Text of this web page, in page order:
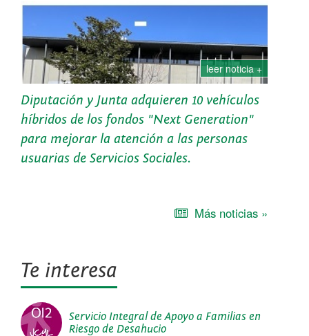
Diputación y Junta adquieren 10 vehículos
híbridos de los fondos "Next Generation"
para mejorar la atención a las personas
usuarias de Servicios Sociales.
personas usuarias de servicios sociales
leer noticia +
Más noticias »
Te interesa
Servicio Integral de Apoyo a Familias en
Riesgo de Desahucio